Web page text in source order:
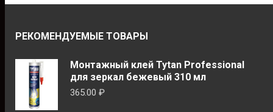
РЕКОМЕНДУЕМЫЕ ТОВАРЫ
Монтажный клей Tytan Professional
для зеркал бежевый 310 мл
365.00 ₽